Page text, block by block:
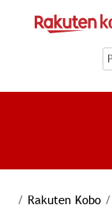
/ Rakuten Kobo /